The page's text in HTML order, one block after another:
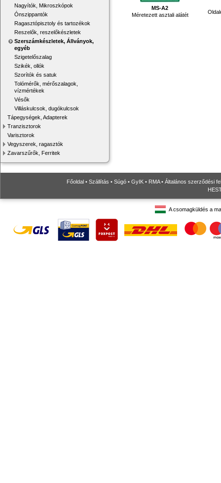
Nagyítók, Mikroszkópok
Ónszippantók
Ragasztópisztoly és tartozékok
Reszelők, reszelőkészletek
Szerszámkészletek, Állványok,
egyéb
Szigetelőszalag
Szikék, ollók
Szorítók és satuk
Tolómérők, mérőszalagok,
vízmértékek
Vésők
Villáskulcsok, dugókulcsok
Tápegységek, Adapterek
Tranzisztorok
Varisztorok
Vegyszerek, ragasztók
Zavarszűrők, Ferritek
MS-A2
Méretezett asztali alátét
Főoldal • Szállítás • Súgó • GyIK • RMA• Általános szerződési
A csomagküldés a